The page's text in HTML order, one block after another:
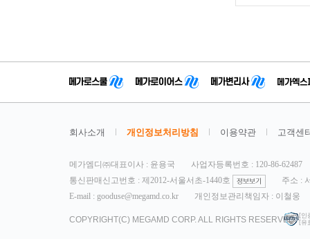
회사소개 개인정보처리방침 이용약관 고객센
메가엠디㈜대표이사 : 윤용국
사업자등록번호 : 120-86-62487
통신판매신고번호 : 제2012-서울서초-1440호
주소 :
E-mail : gooduse@megamd.co.kr
개인정보관리책임자 : 이철웅
COPYRIGHT(C) MEGAMD CORP. ALL RIGHTS RESERVED. [인
[유